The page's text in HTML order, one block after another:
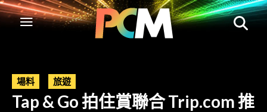
場料 旅遊
Tap & Go 拍住賞聯合 Trip.com 推